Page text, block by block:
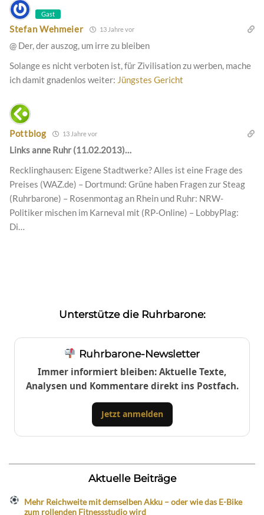
Gast
Stefan Wehmeier 13 Jahre vor
@ Der, der auszog, um irre zu bleiben
Solange es nicht verboten ist, für Zivilisation zu werben, mache
ich damit gnadenlos weiter: Jüngstes Gericht
Pottblog 13 Jahre vor
Links anne Ruhr (11.02.2013)…
Recklinghausen: Eigene Stadtwerke? Alles ist eine Frage des
Preises (WAZ.de) – Dortmund: Grüne haben Fragen zur Steag
(Ruhrbarone) – Rosenmontag an Rhein und Ruhr: NRW-
Politiker mischen im Karneval mit (RP-Online) – LobbyPlag:
Di…
Unterstütze die Ruhrbarone:
Ruhrbarone-Newsletter
Immer informiert bleiben: Aktuelle Texte,
Analysen und Kommentare direkt ins Postfach.
Jetzt anmelden
Aktuelle Beiträge
Mehr Reichweite mit demselben Akku – oder wie das E-Bike
zum rollenden Fitnessstudio wird